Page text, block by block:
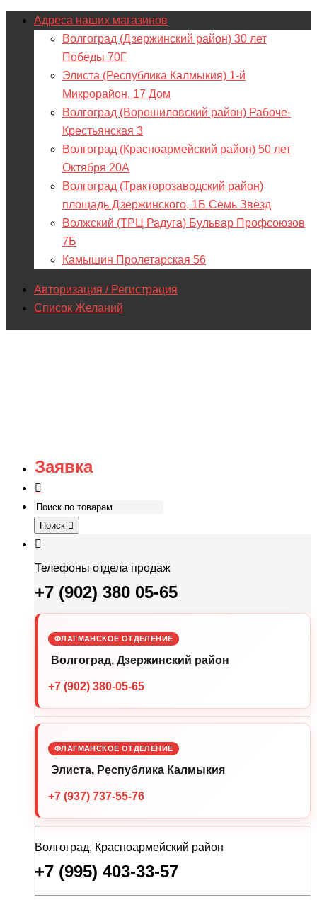
Адреса наших магазинов
Волгоград (Дзержинский район) 30 лет
Победы 70Г
Элиста (Республика Калмыкия) 1-й
Микрорайон, 17 Дом
Волгоград (Ворошиловский район) Рабоче-
Крестьянская 3
Волгоград (Красноармейский район) 50 лет
Октября 20А
Волгоград (Тракторозаводский район)
площадь Дзержинского, 1Б Семь Звёзд
Волжский (ТРЦ Радуга) Бульвар Профсоюзов
7Б
Камышин Пролетарская 56
Авторизация / Регистрация
Список Желаний
Заявка
Поиск
Телефоны отдела продаж
+7 (902) 380 05-65
ФЛАГМАНСКОЕ ОТДЕЛЕНИЕ
Волгоград, Дзержинский район
+7 (902) 380-05-65
ФЛАГМАНСКОЕ ОТДЕЛЕНИЕ
Элиста, Республика Калмыкия
+7 (937) 737-55-76
Волгоград, Красноармейский район
+7 (995) 403-33-57